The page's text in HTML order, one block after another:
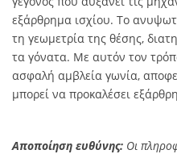
εξάρθρημα ισχίου. Το
τη γεωμετρία της θέσης,
τα γόνατα. Με αυτόν τον
ασφαλή αμβλεία γωνία,
μπορεί να προκαλέσει
Αποποίηση ευθύνης: Οι